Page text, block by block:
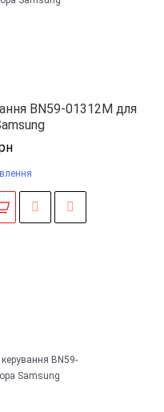
BN59-01312M для